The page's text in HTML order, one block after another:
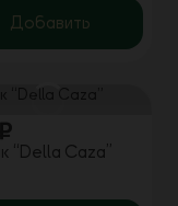
Добавить
“Della Caza”